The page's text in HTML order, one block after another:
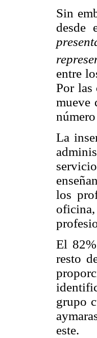
Sin
desde
entre
Por las
mueve
La
los
El
resto
grupo
este.